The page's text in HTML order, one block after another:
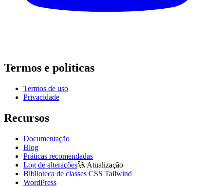
Termos e políticas
Termos de uso
Privacidade
Recursos
Documentação
Blog
Práticas recomendadas
Log de alterações🚀 Atualização
Biblioteca de classes CSS Tailwind
WordPress